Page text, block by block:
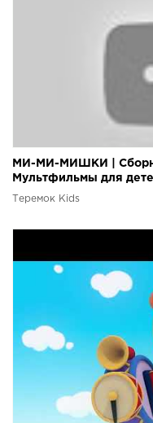
МИ-МИ-МИШКИ |
Мультфильмы для
Теремок Kids